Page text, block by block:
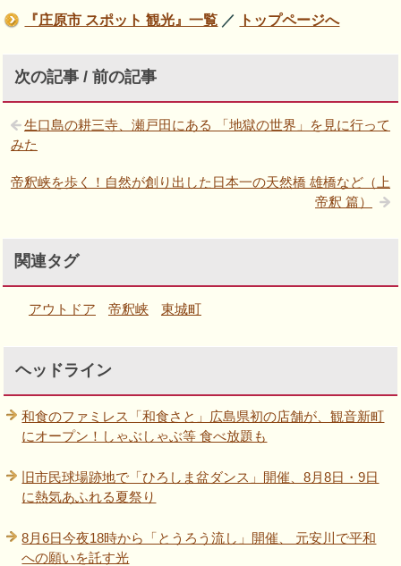
『庄原市 スポット 観光』一覧 ／ トップページへ
次の記事 / 前の記事
生口島の耕三寺、瀬戸田にある 「地獄の世界」を見に行って
みた
帝釈峡を歩く！自然が創り出した日本一の天然橋 雄橋など（上
帝釈 篇）
関連タグ
アウトドア 帝釈峡 東城町
ヘッドライン
和食のファミレス「和食さと」広島県初の店舗が、観音新町
にオープン！しゃぶしゃぶ等 食べ放題も
旧市民球場跡地で「ひろしま盆ダンス」開催、8月8日・9日
に熱気あふれる夏祭り
8月6日今夜18時から「とうろう流し」開催、 元安川で平和
への願いを託す光